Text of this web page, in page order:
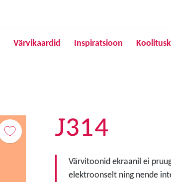
Värvikaardid Inspiratsioon
J314
Värvitoonid ekraanil ei
elektroonselt ning nende